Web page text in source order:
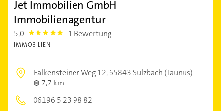
Jet Immobilien GmbH
Immobilienagentur
5,0 5.0 1 Bewertung
IMMOBILIEN
Falkensteiner Weg 12,65843 Sulzbach (Taunus)
7,7 km
06196 5 23 98 82